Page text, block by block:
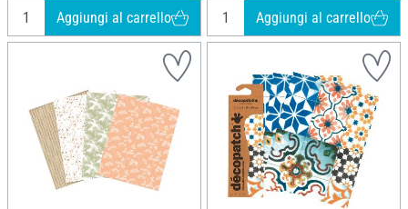
Aggiungi al carrello Aggiungi al carrello